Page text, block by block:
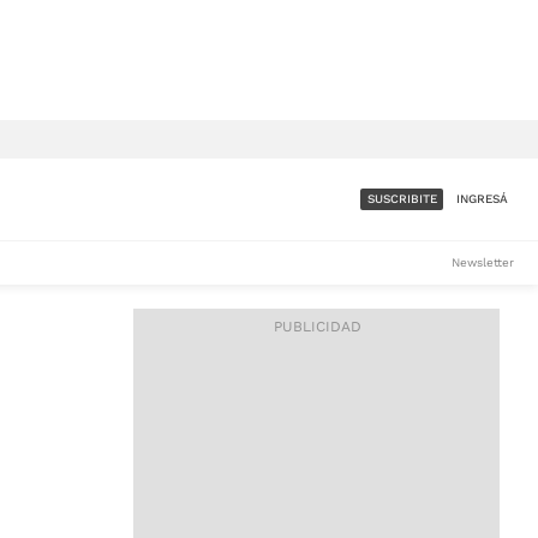
ACCESO FULL - $1.800/MES
SUSCRIBITE INGRESÁ
Newsletter